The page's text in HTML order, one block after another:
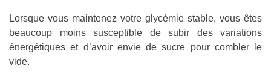
Lorsque vous maintenez votre glycémie stable, vous êtes
beaucoup moins susceptible de subir des variations
énergétiques et d’avoir envie de sucre pour combler le
vide.